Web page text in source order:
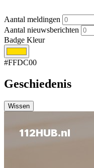
Aantal meldingen
Aantal nieuwsberichten
Badge Kleur
#FFDC00
Geschiedenis
Wissen